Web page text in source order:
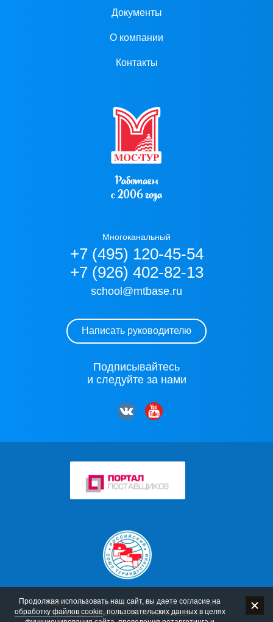
Документы
О компании
Контакты
Работаем
с 2006 года
Многоканальный
+7 (495) 120-45-54
+7 (926) 402-82-13
school@mtbase.ru
Написать руководителю
Подписывайтесь
и следуйте за нами
© 2006–2026 Компания «Мос-Тур» Политика
конфиденциальности Использование
Продолжая использовать наш сайт, вы даете согласие на
обработку файлов cookie, пользовательских данных в целях